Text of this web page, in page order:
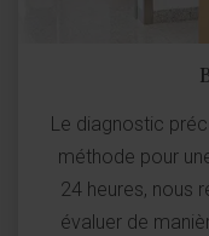
Le diagnostic
méthode pour
24 heures, nous
évaluer de